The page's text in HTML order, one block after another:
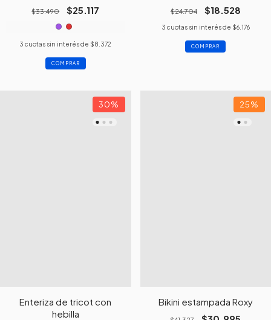
$33.490 $25.117
3 cuotas sin interés de $8.372
COMPRAR
$24.704 $18.528
3 cuotas sin interés de $6.176
COMPRAR
30%
Enteriza de tricot con
hebilla
25%
Bikini estampada Roxy